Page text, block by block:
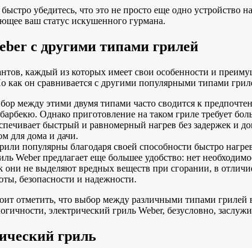
убедитесь, что это не просто еще одно устройство
ваш статус искушенного гурмана.
с другими типами грилей
каждый из которых имеет свои особенности и
как он сравнивается с другими популярными типами
между этими двумя типами часто сводится к
Однако приготовление на таком гриле требует
быстрый и равномерный нагрев без задержек и
для дома и дачи.
популярны благодаря своей способности быстро
Weber предлагает еще большее удобство: нет
они не выделяют вредных веществ при сгорании, в
безопасности и надежности.
отметить, что выбор между различными типами
электрический гриль Weber, безусловно,
гриль